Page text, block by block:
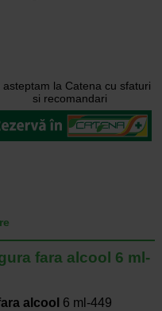
asteptam la Catena cu sfaturi
si recomandari
fara alcool 6 ml-
alcool 6 ml-449